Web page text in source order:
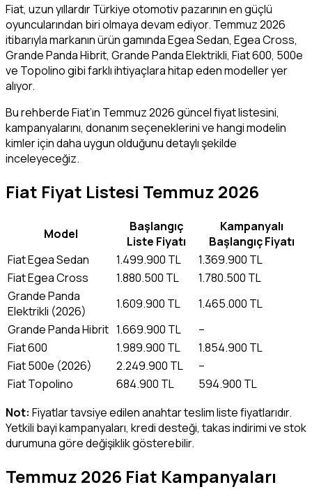
Fiat, uzun yıllardır Türkiye otomotiv pazarının en güçlü
oyuncularından biri olmaya devam ediyor. Temmuz 2026
itibarıyla markanın ürün gamında Egea Sedan, Egea Cross,
Grande Panda Hibrit, Grande Panda Elektrikli, Fiat 600, 500e
ve Topolino gibi farklı ihtiyaçlara hitap eden modeller yer
alıyor.
Bu rehberde Fiat’ın Temmuz 2026 güncel fiyat listesini,
kampanyalarını, donanım seçeneklerini ve hangi modelin
kimler için daha uygun olduğunu detaylı şekilde
inceleyeceğiz.
Fiat Fiyat Listesi Temmuz 2026
Model
Başlangıç
Liste Fiyatı
Kampanyalı
Başlangıç Fiyatı
Fiat Egea Sedan
1.499.900 TL
1.369.900 TL
Fiat Egea Cross
1.880.500 TL
1.780.500 TL
Grande Panda
Elektrikli (2026)
1.609.900 TL
1.465.000 TL
Grande Panda Hibrit 1.669.900 TL
–
Fiat 600
1.989.900 TL
1.854.900 TL
Fiat 500e (2026)
2.249.900 TL
–
Fiat Topolino
684.900 TL
594.900 TL
Not: Fiyatlar tavsiye edilen anahtar teslim liste fiyatlarıdır.
Yetkili bayi kampanyaları, kredi desteği, takas indirimi ve stok
durumuna göre değişiklik gösterebilir.
Temmuz 2026 Fiat Kampanyaları